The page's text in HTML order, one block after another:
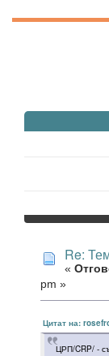
Re:
«
pm »
Цитат на:
ЦРП/CRP/ -